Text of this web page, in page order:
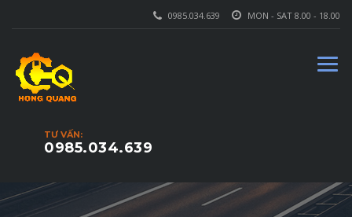
MON - SAT 8.00 - 18.00
0985.034.639
TƯ VẤN:
0985.034.639